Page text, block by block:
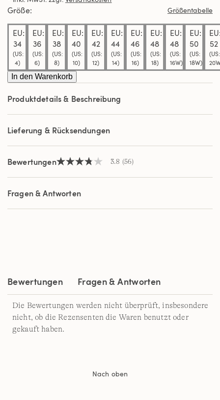
Durchschnittswert
Bewertung.
Read
56
Reviews.
Link
auf
derselben
Seite.
Größe Größentabelle
EU:
34
(US:
4)
EU:
36
(US:
6)
EU:
38
(US:
8)
EU:
40
(US:
10)
EU:
42
(US:
12)
EU:
44
(US:
14)
EU:
46
(US:
16)
EU:
48
(US:
18)
EU:
48
(US:
16W)
EU:
50
(US:
18W)
52
(US:
In den Warenkorb
Produktdetails & Beschreibung
Lieferung & Rücksendungen
Bewertungen3.8
5
Sternen,
Durchschnittswert
Bewertung.
3.8 (56)
Fragen & Antworten
Bewertungen Fragen & Antworten
Die Bewertungen werden nicht überprüft, insbesondere
nicht, ob die Rezensenten die Waren benutzt oder
gekauft haben.
Nach oben